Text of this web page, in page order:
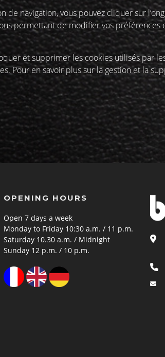
navigation, vous pouvez cliquer sur
permettant de modifier vos
et supprimer les cookies utilisés par
en savoir plus sur la gestion et la
OPENING HOURS
Open 7 days a week
Monday to Friday 10:30 a.m. / 11 p.m.
Saturday 10.30 a.m. / Midnight
Sunday 12 p.m. / 10 p.m.